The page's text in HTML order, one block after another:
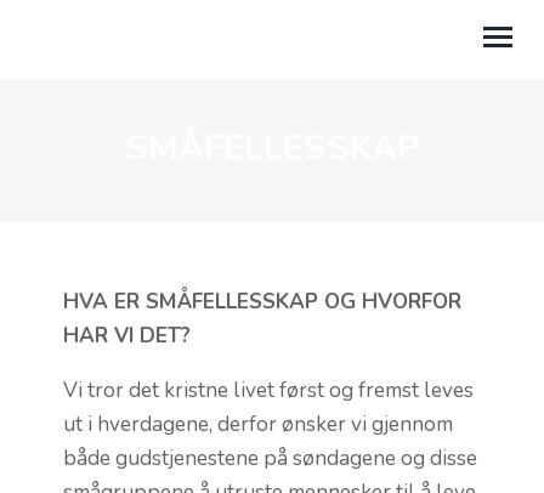
BARN OG UNGDOM
BARNEHAGE
UTLEIE
HVA ER SMÅFELLESSKAP OG HVORFOR
HAR VI DET?
Vi tror det kristne livet først og fremst leves
ut i hverdagene, derfor ønsker vi gjennom
både gudstjenestene på søndagene og disse